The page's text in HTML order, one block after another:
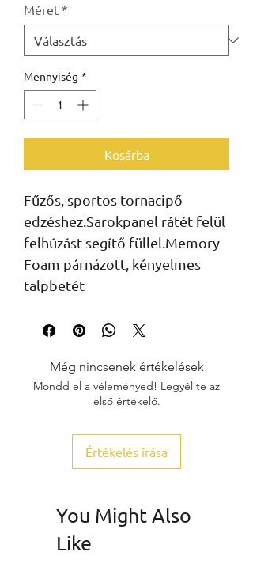
Méret *
Mennyiség *
Kosárba
Fűzős, sportos tornacipő
edzéshez.Sarokpanel rátét felül
felhúzást segítő füllel.Memory
Foam párnázott, kényelmes
talpbetét
Még nincsenek értékelések
Mondd el a véleményed! Legyél te az
első értékelő.
Értékelés írása
You Might Also
Like